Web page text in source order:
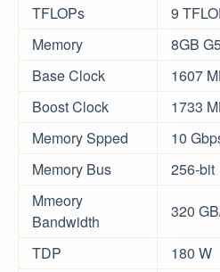
TFLOPs
9
Memory
8GB
Base Clock
1607
Boost Clock
1733
Memory Spped
10
Memory Bus
256-bit
Mmeory
Bandwidth
320
TDP 180 W